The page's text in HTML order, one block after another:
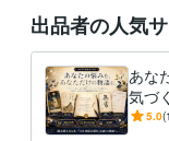
出品者の人気
あな
気づ
★タ5.0